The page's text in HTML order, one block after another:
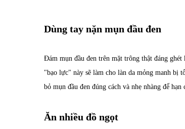
Dùng tay nặn mụn đầu đen
Đám mụn đầu đen trên mặt trông thật đáng
"bạo lực" này sẽ làm cho làn da mỏng manh bị
bỏ mụn đầu đen đúng cách và nhẹ nhàng để
Ăn nhiều đồ ngọt